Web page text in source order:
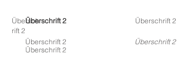
Überschrift 2
Übersch
rift 2
Überschrift 2
Überschrift 2
Überschrift 2
Überschrift 2
Überschrift 2